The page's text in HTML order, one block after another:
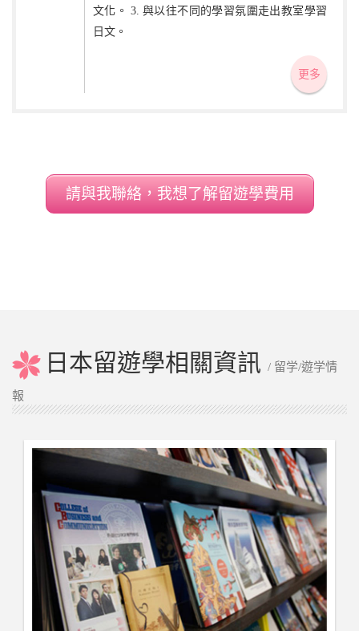
文化。 3. 與以往不同的學習氛圍走出教室學習
日文。
更多
請與我聯絡，我想了解留遊學費用
日本留遊學相關資訊 / 留学/遊学情
報